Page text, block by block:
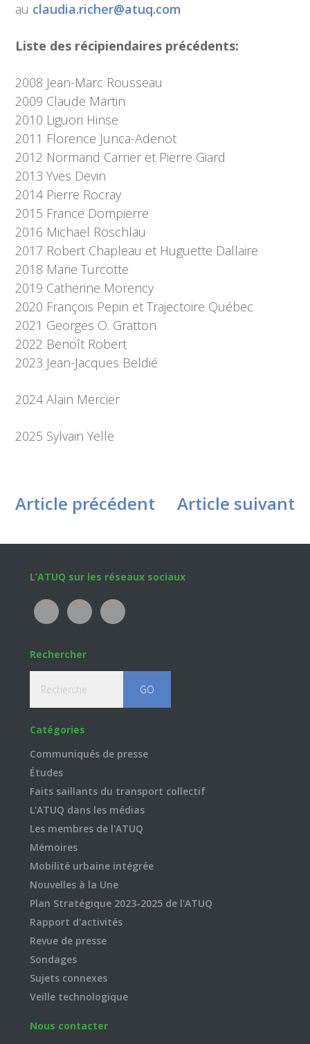
au claudia.richer@atuq.com
Liste des récipiendaires précédents:
2008 Jean-Marc Rousseau
2009 Claude Martin
2010 Liguori Hinse
2011 Florence Junca-Adenot
2012 Normand Carrier et Pierre Giard
2013 Yves Devin
2014 Pierre Rocray
2015 France Dompierre
2016 Michael Roschlau
2017 Robert Chapleau et Huguette Dallaire
2018 Marie Turcotte
2019 Catherine Morency
2020 François Pepin et Trajectoire Québec
2021 Georges O. Gratton
2022 Benoît Robert
2023 Jean-Jacques Beldié
2024 Alain Mercier
2025 Sylvain Yelle
Article précédent Article suivant
Footer
L’ATUQ sur les réseaux sociaux
Rechercher
Catégories
Communiqués de presse
Études
Faits saillants du transport collectif
L'ATUQ dans les médias
Les membres de l'ATUQ
Mémoires
Mobilité urbaine intégrée
Nouvelles à la Une
Plan Stratégique 2023-2025 de l'ATUQ
Rapport d'activités
Revue de presse
Sondages
Sujets connexes
Veille technologique
Nous contacter